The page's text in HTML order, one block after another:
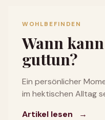
WOHLBEFINDEN
Wann
guttun?
Ein persönlicher
im hektischen Alltag
Artikel lesen
→